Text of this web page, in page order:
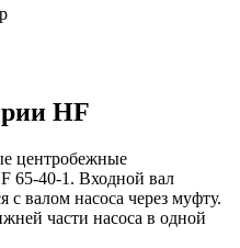
HF
центробежные
65-40-1. Входной вал
с валом насоса через муфту.
части насоса в одной